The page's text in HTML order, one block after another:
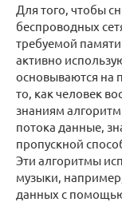
Для того, чтобы
беспроводных
требуемой памяти
активно
основываются на
то, как человек
знаниям
потока данные,
пропускной
Эти алгоритмы
музыки,
данных с